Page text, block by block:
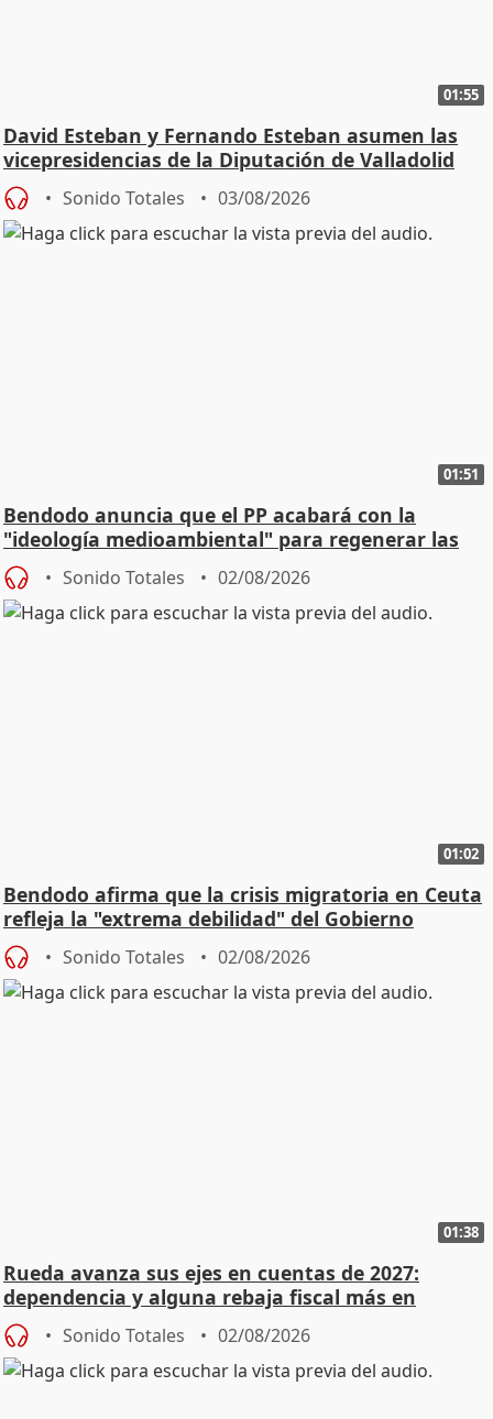
01:55
David Esteban y Fernando Esteban asumen las
vicepresidencias de la Diputación de Valladolid
Sonido Totales 03/08/2026
01:51
Bendodo anuncia que el PP acabará con la
"ideología medioambiental" para regenerar las
playas
Sonido Totales 02/08/2026
01:02
Bendodo afirma que la crisis migratoria en Ceuta
refleja la "extrema debilidad" del Gobierno
Sonido Totales 02/08/2026
01:38
Rueda avanza sus ejes en cuentas de 2027:
dependencia y alguna rebaja fiscal más en
vivienda
Sonido Totales 02/08/2026